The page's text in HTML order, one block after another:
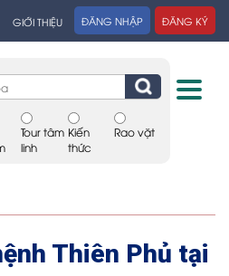
GIỚI THIỆU ĐĂNG NHẬP ĐĂNG KÝ
Tour tâm
linh
Kiến
thức
Rao vặt
Thiên Phủ tại